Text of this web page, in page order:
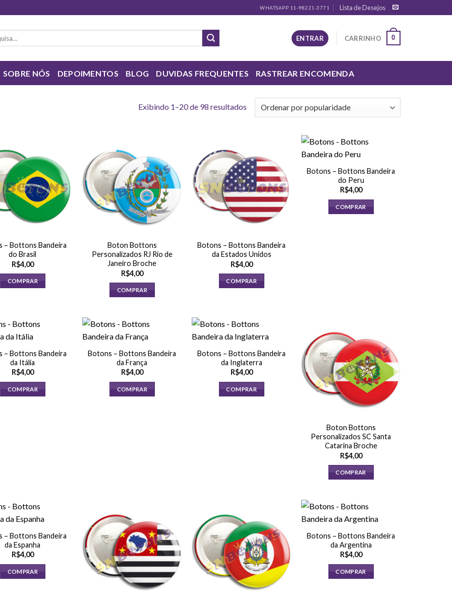
WHATSAPP 11-98221-3771 Lista de Desejos
ENTRAR CARRINHO 0
SOBRE NÓS DEPOIMENTOS BLOG DUVIDAS FREQUENTES RASTREAR ENCOMENDA
Exibindo 1–20 de 98 resultados
– Bottons Bandeira
do Brasil
R$4,00
COMPRAR
Boton Bottons
Personalizados RJ Rio de
Janeiro Broche
R$4,00
COMPRAR
Botons – Bottons Bandeira
da Estados Unidos
R$4,00
COMPRAR
Botons – Bottons Bandeira
do Peru
R$4,00
COMPRAR
– Bottons Bandeira
da Itália
R$4,00
COMPRAR
Botons – Bottons Bandeira
da França
R$4,00
COMPRAR
Botons – Bottons Bandeira
da Inglaterra
R$4,00
COMPRAR
Boton Bottons
Personalizados SC Santa
Catarina Broche
R$4,00
COMPRAR
– Bottons Bandeira
da Espanha
R$4,00
COMPRAR
Botons – Bottons Bandeira
da Argentina
R$4,00
COMPRAR